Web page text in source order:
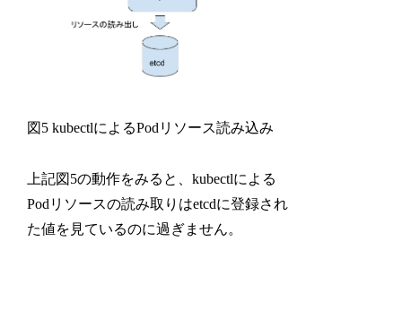
図5 kubectlによるPodリソース読み込み
上記図5の動作をみると、kubectlによる
Podリソースの読み取りはetcdに登録され
た値を見ているのに過ぎません。